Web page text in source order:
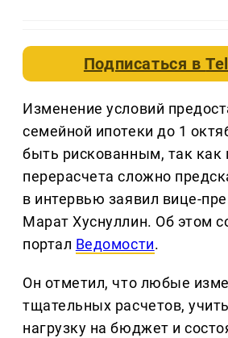
Подписаться в
Изменение условий
семейной ипотеки до 1
быть рискованным, так как
перерасчета сложно
в интервью заявил вице-
Марат Хуснуллин. Об этом
портал Ведомости.
Он отметил, что любые
тщательных расчетов,
нагрузку на бюджет и